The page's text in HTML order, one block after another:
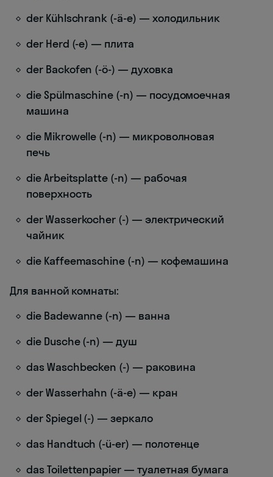
der Kühlschrank (-ä-e) — холодильник
der Herd (-e) — плита
der Backofen (-ö-) — духовка
die Spülmaschine (-n) — посудомоечная
машина
die Mikrowelle (-n) — микроволновая
печь
die Arbeitsplatte (-n) — рабочая
поверхность
der Wasserkocher (-) — электрический
чайник
die Kaffeemaschine (-n) — кофемашина
Для ванной комнаты:
die Badewanne (-n) — ванна
die Dusche (-n) — душ
das Waschbecken (-) — раковина
der Wasserhahn (-ä-e) — кран
der Spiegel (-) — зеркало
das Handtuch (-ü-er) — полотенце
das Toilettenpapier — туалетная бумага